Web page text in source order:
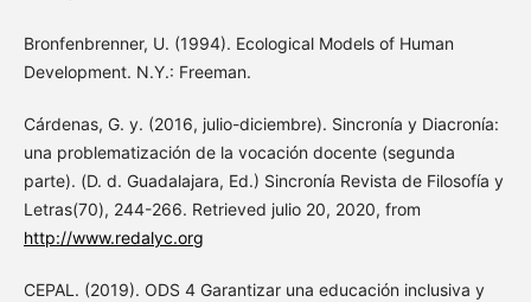
Bronfenbrenner, U. (1994). Ecological Models of Human
Development. N.Y.: Freeman.
Cárdenas, G. y. (2016, julio-diciembre). Sincronía y Diacronía:
una problematización de la vocación docente (segunda
parte). (D. d. Guadalajara, Ed.) Sincronía Revista de Filosofía y
Letras(70), 244-266. Retrieved julio 20, 2020, from
http://www.redalyc.org
CEPAL. (2019). ODS 4 Garantizar una educación inclusiva y